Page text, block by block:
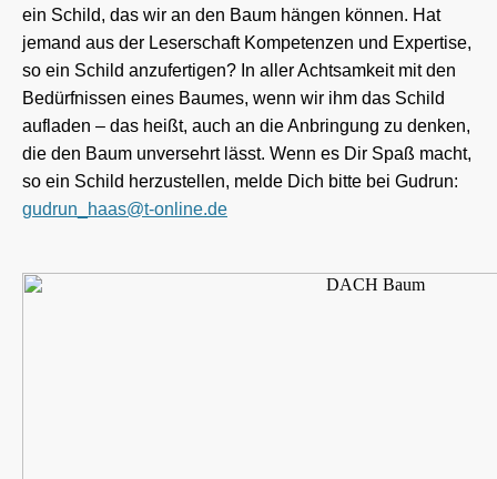
ein Schild, das wir an den Baum hängen können. Hat
jemand aus der Leserschaft Kompetenzen und Expertise,
so ein Schild anzufertigen? In aller Achtsamkeit mit den
Bedürfnissen eines Baumes, wenn wir ihm das Schild
aufladen – das heißt, auch an die Anbringung zu denken,
die den Baum unversehrt lässt. Wenn es Dir Spaß macht,
so ein Schild herzustellen, melde Dich bitte bei Gudrun:
gudrun_haas@t-online.de